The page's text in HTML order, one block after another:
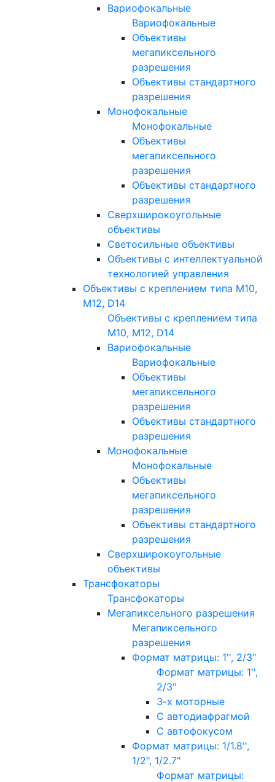
Вариофокальные
Вариофокальные
Объективы
мегапиксельного
разрешения
Объективы стандартного
разрешения
Монофокальные
Монофокальные
Объективы
мегапиксельного
разрешения
Объективы стандартного
разрешения
Сверхширокоугольные
объективы
Светосильные объективы
Объективы с интеллектуальной
технологией управления
Объективы с креплением типа M10,
M12, D14
Объективы с креплением типа
M10, M12, D14
Вариофокальные
Вариофокальные
Объективы
мегапиксельного
разрешения
Объективы стандартного
разрешения
Монофокальные
Монофокальные
Объективы
мегапиксельного
разрешения
Объективы стандартного
разрешения
Сверхширокоугольные
объективы
Трансфокаторы
Трансфокаторы
Мегапиксельного разрешения
Мегапиксельного
разрешения
Формат матрицы: 1'', 2/3"
Формат матрицы: 1'',
2/3"
3-х моторные
С автодиафрагмой
С автофокусом
Формат матрицы: 1/1.8'',
1/2", 1/2.7"
Формат матрицы: